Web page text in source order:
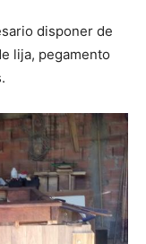
disponer de
lija, pegamento